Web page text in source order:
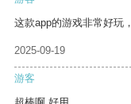
这款app的游戏非常好玩
2025-09-19
游客